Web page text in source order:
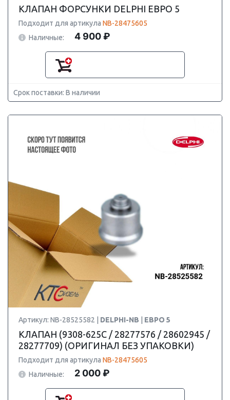
КЛАПАН ФОРСУНКИ DELPHI ЕВРО 5
Подходит для артикула NB-28475605
Наличные:
4 900 ₽
Срок поставки: В наличии
Артикул: NB-28525582 | DELPHI-NB ЕВРО 5
КЛАПАН (9308-625C / 28277576 / 28602945 /
28277709) (ОРИГИНАЛ БЕЗ УПАКОВКИ)
Подходит для артикула NB-28475605
Наличные:
2 000 ₽